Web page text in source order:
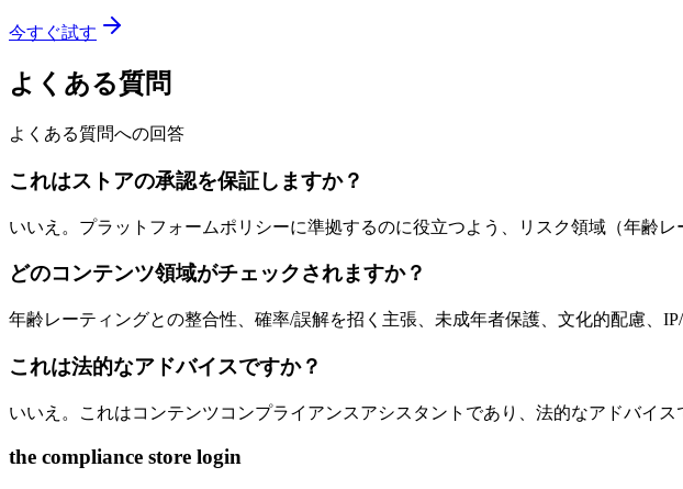
今すぐ試す
よくある質問
よくある質問への回答
これはストアの承認を保証しますか？
いいえ。プラットフォームポリシーに準拠するのに役立つよう、リスク領域（年齢
どのコンテンツ領域がチェックされますか？
年齢レーティングとの整合性、確率/誤解を招く主張、未成年者保護、文化的配慮、
これは法的なアドバイスですか？
いいえ。これはコンテンツコンプライアンスアシスタントであり、法的なアドバイス
the compliance store login